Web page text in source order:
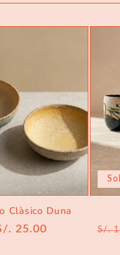
Clàsico Duna
. 25.00 S/.